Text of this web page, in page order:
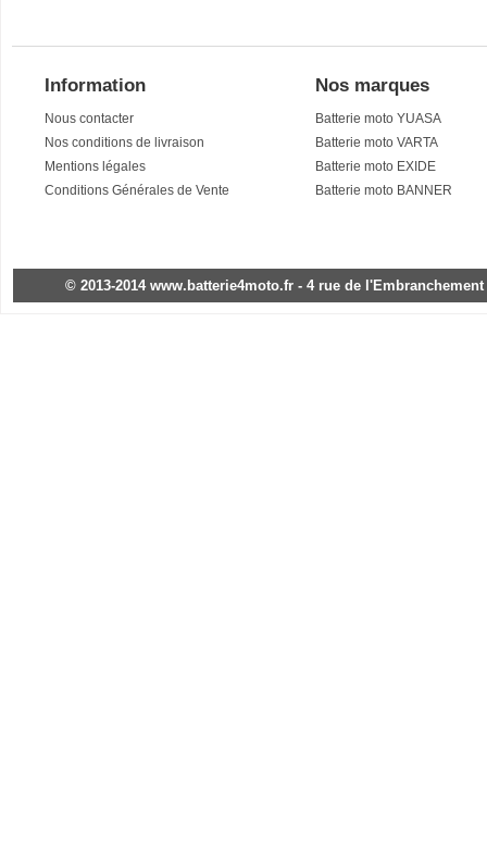
Information
Nous contacter
Nos conditions de livraison
Mentions légales
Conditions Générales de Vente
Nos marques
Batterie moto YUASA
Batterie moto VARTA
Batterie moto EXIDE
Batterie moto BANNER
© 2013-2014 www.batterie4moto.fr - 4 rue de